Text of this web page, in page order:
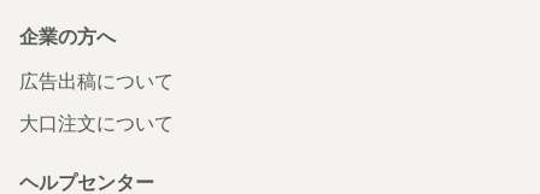
企業の方へ
広告出稿について
大口注文について
ヘルプセンター